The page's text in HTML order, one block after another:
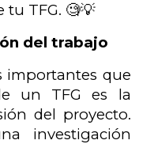
TFG. 🧐💡
del trabajo
importantes que
un TFG es la
del proyecto.
investigación